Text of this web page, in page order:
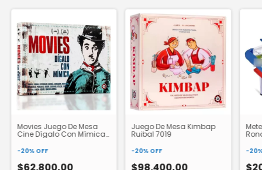
Movies Juego De Mesa
Cine Dígalo Con Mímica
-20% OFF
Juego De Mesa Kimbap
Ruibal 7019
-20% OFF -20